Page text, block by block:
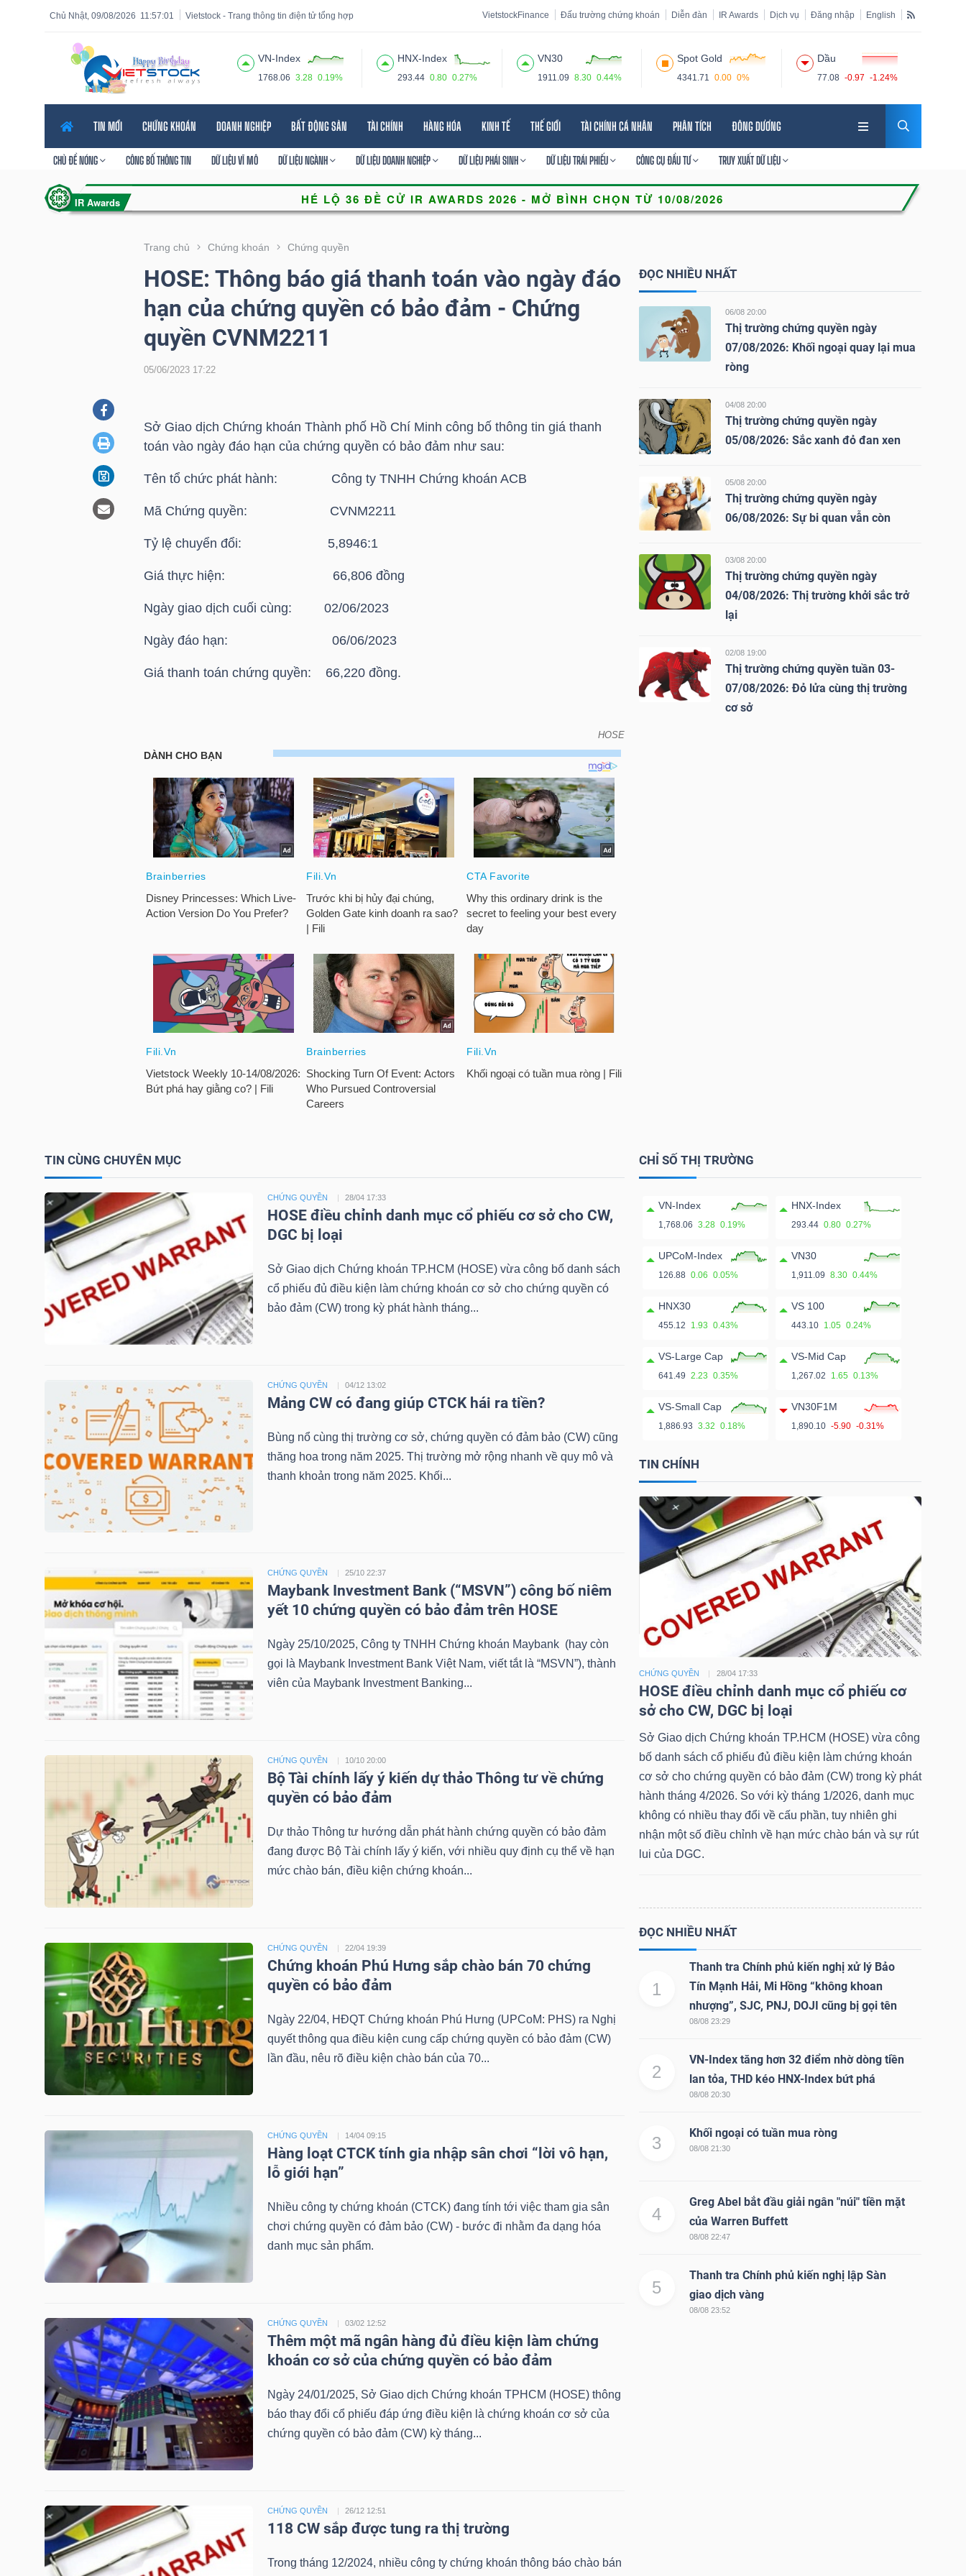
11:57:02
Chủ Nhật, 09/08/2026 Vietstock - Trang thông tin điện tử tổng hợp VietstockFinance Đấu trường chứng khoán Diễn đàn IR Awards Dịch vụ Đăng nhập English
VN-Index
1768.06 3.28 0.19%
HNX-Index
293.44 0.80 0.27%
VN30
1911.09 8.30 0.44%
Spot Gold
4341.71 0.00 0%
Dầu
77.08 -0.97 -1.24%
TIN MỚI CHỨNG KHOÁN DOANH NGHIỆP BẤT ĐỘNG SẢN TÀI CHÍNH HÀNG HÓA KINH TẾ THẾ GIỚI TÀI CHÍNH CÁ NHÂN PHÂN TÍCH ĐÔNG DƯƠNG
CHỦ ĐỀ NÓNG CÔNG BỐ THÔNG TIN DỮ LIỆU VĨ MÔ DỮ LIỆU NGÀNH DỮ LIỆU DOANH NGHIỆP DỮ LIỆU PHÁI SINH DỮ LIỆU TRÁI PHIẾU CÔNG CỤ ĐẦU TƯ TRUY XUẤT DỮ LIỆU
Trang chủ Chứng khoán Chứng quyền
HOSE: Thông báo giá thanh toán vào ngày đáo
hạn của chứng quyền có bảo đảm - Chứng
quyền CVNM2211
05/06/2023 17:22
Sở Giao dịch Chứng khoán Thành phố Hồ Chí Minh công bố thông tin giá thanh
toán vào ngày đáo hạn của chứng quyền có bảo đảm như sau:
Tên tổ chức phát hành: Công ty TNHH Chứng khoán ACB
Mã Chứng quyền: CVNM2211
Tỷ lệ chuyển đổi: 5,8946:1
Giá thực hiện: 66,806 đồng
Ngày giao dịch cuối cùng: 02/06/2023
Ngày đáo hạn: 06/06/2023
Giá thanh toán chứng quyền: 66,220 đồng.
HOSE
HOSE: Thông báo giá thanh toán vào ngày đáo hạn của chứng quyền có bảo đảm -
ĐỌC NHIỀU NHẤT
06/08 20:00
Thị trường chứng quyền ngày
07/08/2026: Khối ngoại quay lại mua
ròng
04/08 20:00
Thị trường chứng quyền ngày
05/08/2026: Sắc xanh đỏ đan xen
05/08 20:00
Thị trường chứng quyền ngày
06/08/2026: Sự bi quan vẫn còn
03/08 20:00
Thị trường chứng quyền ngày
04/08/2026: Thị trường khởi sắc trở
lại
02/08 19:00
Thị trường chứng quyền tuần 03-
07/08/2026: Đỏ lửa cùng thị trường
cơ sở
TIN CÙNG CHUYÊN MỤC
CHỨNG QUYỀN 28/04 17:33
HOSE điều chỉnh danh mục cổ phiếu cơ sở cho CW,
DGC bị loại
Sở Giao dịch Chứng khoán TP.HCM (HOSE) vừa công bố danh sách
cổ phiếu đủ điều kiện làm chứng khoán cơ sở cho chứng quyền có
bảo đảm (CW) trong kỳ phát hành tháng...
CHỨNG QUYỀN 04/12 13:02
Mảng CW có đang giúp CTCK hái ra tiền?
Bùng nổ cùng thị trường cơ sở, chứng quyền có đảm bảo (CW) cũng
thăng hoa trong năm 2025. Thị trường mở rộng nhanh về quy mô và
thanh khoản trong năm 2025. Khối...
CHỨNG QUYỀN 25/10 22:37
Maybank Investment Bank (“MSVN”) công bố niêm
yết 10 chứng quyền có bảo đảm trên HOSE
Ngày 25/10/2025, Công ty TNHH Chứng khoán Maybank (hay còn
gọi là Maybank Investment Bank Việt Nam, viết tắt là “MSVN”), thành
viên của Maybank Investment Banking...
CHỨNG QUYỀN 10/10 20:00
Bộ Tài chính lấy ý kiến dự thảo Thông tư về chứng
quyền có bảo đảm
Dự thảo Thông tư hướng dẫn phát hành chứng quyền có bảo đảm
đang được Bộ Tài chính lấy ý kiến, với nhiều quy định cụ thể về hạn
mức chào bán, điều kiện chứng khoán...
CHỨNG QUYỀN 22/04 19:39
Chứng khoán Phú Hưng sắp chào bán 70 chứng
quyền có bảo đảm
Ngày 22/04, HĐQT Chứng khoán Phú Hưng (UPCoM: PHS) ra Nghị
quyết thông qua điều kiện cung cấp chứng quyền có bảo đảm (CW)
lần đầu, nêu rõ điều kiện chào bán của 70...
CHỨNG QUYỀN 14/04 09:15
Hàng loạt CTCK tính gia nhập sân chơi “lời vô hạn,
lỗ giới hạn”
Nhiều công ty chứng khoán (CTCK) đang tính tới việc tham gia sân
chơi chứng quyền có đảm bảo (CW) - bước đi nhằm đa dạng hóa
danh mục sản phẩm.
CHỨNG QUYỀN 03/02 12:52
Thêm một mã ngân hàng đủ điều kiện làm chứng
khoán cơ sở của chứng quyền có bảo đảm
Ngày 24/01/2025, Sở Giao dịch Chứng khoán TPHCM (HOSE) thông
báo thay đổi cổ phiếu đáp ứng điều kiện là chứng khoán cơ sở của
chứng quyền có bảo đảm (CW) kỳ tháng...
CHỨNG QUYỀN 26/12 12:51
118 CW sắp được tung ra thị trường
Trong tháng 12/2024, nhiều công ty chứng khoán thông báo chào bán
CHỈ SỐ THỊ TRƯỜNG
VN-Index
1,768.06 3.28 0.19%
HNX-Index
293.44 0.80 0.27%
UPCoM-Index
126.88 0.06 0.05%
VN30
1,911.09 8.30 0.44%
HNX30
455.12 1.93 0.43%
VS 100
443.10 1.05 0.24%
VS-Large Cap
641.49 2.23 0.35%
VS-Mid Cap
1,267.02 1.65 0.13%
VS-Small Cap
1,886.93 3.32 0.18%
VN30F1M
1,890.10 -5.90 -0.31%
TIN CHÍNH
CHỨNG QUYỀN 28/04 17:33
HOSE điều chỉnh danh mục cổ phiếu cơ
sở cho CW, DGC bị loại
Sở Giao dịch Chứng khoán TP.HCM (HOSE) vừa công
bố danh sách cổ phiếu đủ điều kiện làm chứng khoán
cơ sở cho chứng quyền có bảo đảm (CW) trong kỳ phát
hành tháng 4/2026. So với kỳ tháng 1/2026, danh mục
không có nhiều thay đổi về cấu phần, tuy nhiên ghi
nhận một số điều chỉnh về hạn mức chào bán và sự rút
lui của DGC.
ĐỌC NHIỀU NHẤT
1
Thanh tra Chính phủ kiến nghị xử lý Bảo
Tín Mạnh Hải, Mi Hồng “không khoan
nhượng”, SJC, PNJ, DOJI cũng bị gọi tên
08/08 23:29
2
VN-Index tăng hơn 32 điểm nhờ dòng tiền
lan tỏa, THD kéo HNX-Index bứt phá
08/08 20:30
3
Khối ngoại có tuần mua ròng
08/08 21:30
4
Greg Abel bắt đầu giải ngân "núi" tiền mặt
của Warren Buffett
08/08 22:47
5
Thanh tra Chính phủ kiến nghị lập Sàn
giao dịch vàng
08/08 23:52
Tính năng
năng
VIETSTOCK
DOANH
NGHIỆP
PHIẾU
PHÁI
TRÁI
PHIẾU
CÔNG
LIỆU
Ngành
NĂNG
NGUYÊN
VẬT
CÔNG
NGHIỆP
DÙNG
KHÔNG
THIẾT